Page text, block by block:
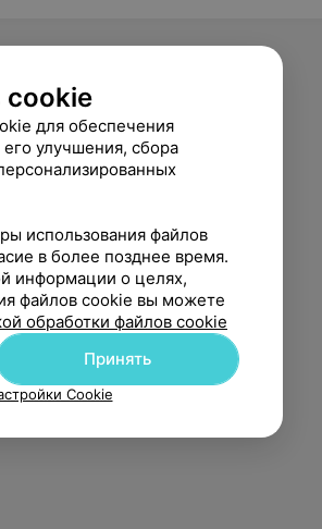
cookie
для обеспечения
его улучшения, сбора
использования файлов
в более позднее время.
информации о целях,
файлов cookie вы можете
обработки файлов cookie
Принять
Cookie